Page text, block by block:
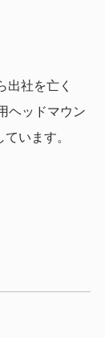
社を亡く
ヘッドマウン
います。